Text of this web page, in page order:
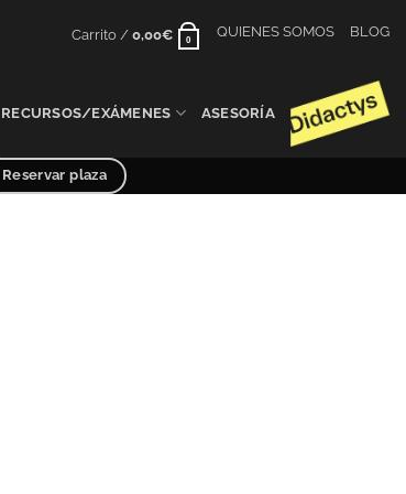
Carrito / 0,00€ 0
QUIENES SOMOS BLOG
RECURSOS/EXÁMENES ASESORÍA
– PCE UNED y Selectividad curso 2025/2026
Reservar plaza